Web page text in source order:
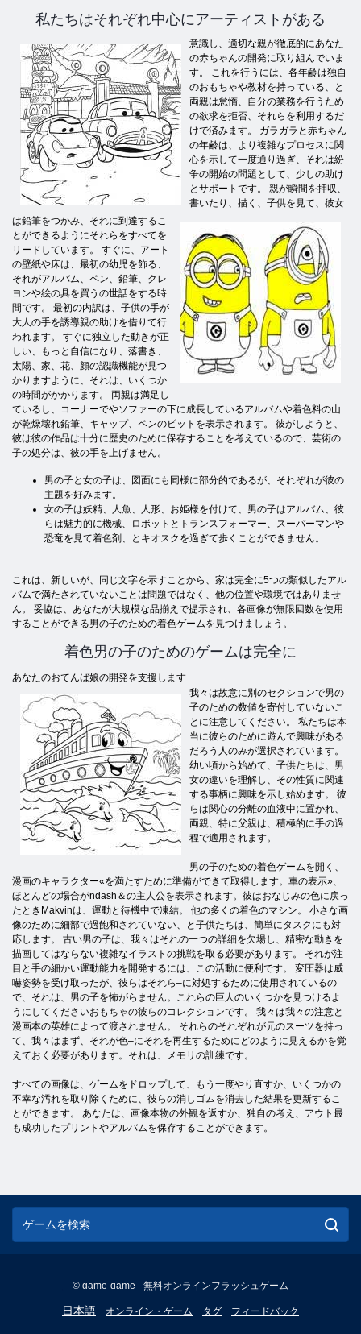
私たちはそれぞれ中心にアーティストがある
意識し、適切な親が徹底的にあなた
の赤ちゃんの開発に取り組んでいま
す。 これを行うには、各年齢は独自
のおもちゃや教材を持っている、と
両親は怠惰、自分の業務を行うため
の欲求を拒否、それらを利用するだ
けで済みます。 ガラガラと赤ちゃん
の年齢は、より複雑なプロセスに関
心を示して一度通り過ぎ、それは紛
争の開始の問題として、少しの助け
とサポートです。 親が瞬間を押収、
書いたり、描く、子供を見て、彼女
は鉛筆をつかみ、それに到達するこ
とができるようにそれらをすべてを
リードしています。 すぐに、アート
の壁紙や床は、最初の幼児を飾る、
それがアルバム、ペン、鉛筆、クレ
ヨンや絵の具を買うの世話をする時
間です。 最初の内訳は、子供の手が
大人の手を誘導親の助けを借りて行
われます。 すぐに独立した動きが正
しい、もっと自信になり、落書き、
太陽、家、花、顔の認識機能が見つ
かりますように、それは、いくつか
の時間がかかります。 両親は満足し
ているし、コーナーでやソファーの下に成長しているアルバムや着色料の山
が乾燥壊れ鉛筆、キャップ、ペンのビットを表示されます。 彼がしようと、
彼は彼の作品は十分に歴史のために保存することを考えているので、芸術の
子の処分は、彼の手を上げません。
男の子と女の子は、図面にも同様に部分的であるが、それぞれが彼の
主題を好みます。
女の子は妖精、人魚、人形、お姫様を付けて、男の子はアルバム、彼
らは魅力的に機械、ロボットとトランスフォーマー、スーパーマンや
恐竜を見て着色剤、とキオスクを過ぎて歩くことができません。
これは、新しいが、同じ文字を示すことから、家は完全に5つの類似したアル
バムで満たされていないことは問題ではなく、他の位置や環境ではありませ
ん。 妥協は、あなたが大規模な品揃えで提示され、各画像が無限回数を使用
することができる男の子のための着色ゲームを見つけましょう。
着色男の子のためのゲームは完全に
あなたのおてんば娘の開発を支援します
我々は故意に別のセクションで男の
子のための数値を寄付していないこ
とに注意してください。 私たちは本
当に彼らのために遊んで興味がある
だろう人のみが選択されています。
幼い頃から始めて、子供たちは、男
女の違いを理解し、その性質に関連
する事柄に興味を示し始めます。 彼
らは関心の分離の血液中に置かれ、
両親、特に父親は、積極的に手の過
程で適用されます。
男の子のための着色ゲームを開く、
漫画のキャラクター«を満たすために準備ができて取得します。車の表示»、
ほとんどの場合がndash＆の主人公を表示されます。彼はおなじみの色に戻っ
たときMakvinは、運動と待機中で凍結。 他の多くの着色のマシン。 小さな画
像のために細部で過飽和されていない、と子供たちは、簡単にタスクにも対
応します。 古い男の子は、我々はそれの一つの詳細を欠場し、精密な動きを
描画してはならない複雑なイラストの挑戦を取る必要があります。 それが注
目と手の細かい運動能力を開発するには、この活動に便利です。 変圧器は威
嚇姿勢を受け取ったが、彼らはそれら–に対処するために使用されているの
で、それは、男の子を怖がらません。これらの巨人のいくつかを見つけるよ
うにしてくださいおもちゃの彼らのコレクションです。 我々は我々の注意と
漫画本の英雄によって渡されません。 それらのそれぞれが元のスーツを持っ
て、我々はまず、それが色–にそれを再生するためにどのように見えるかを覚
えておく必要があります。それは、メモリの訓練です。
すべての画像は、ゲームをドロップして、もう一度やり直すか、いくつかの
不幸な汚れを取り除くために、彼らの消しゴムを消去した結果を更新するこ
とができます。 あなたは、画像本物の外観を返すか、独自の考え、アウト最
も成功したプリントやアルバムを保存することができます。
© game-game - 無料オンラインフラッシュゲーム
日本語
English
オンライン・ゲーム タグ フィードバック